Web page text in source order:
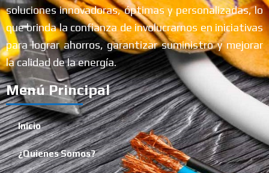
soluciones innovadoras, óptimas y personalizadas, lo
que brinda la confianza de involucrarnos en iniciativas
para lograr ahorros, garantizar suministro y mejorar
la calidad de la energía.
Menú Principal
Inicio
¿Quienes Somos?